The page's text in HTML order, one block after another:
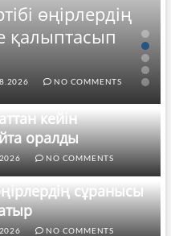
өңірлердің
қалыптасып
NO COMMENTS
кейін
оралды
NO COMMENTS
сұранысы
NO COMMENTS